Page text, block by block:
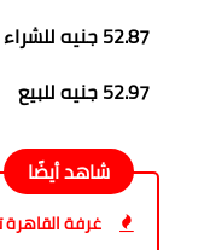
شاهد أيضًا
غرفة القاهرة